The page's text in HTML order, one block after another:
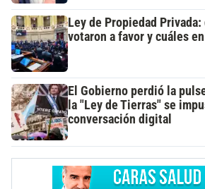
Ley de Propiedad
votaron a favor y cuáles
El Gobierno perdió la
la "Ley de Tierras" se
conversación digital